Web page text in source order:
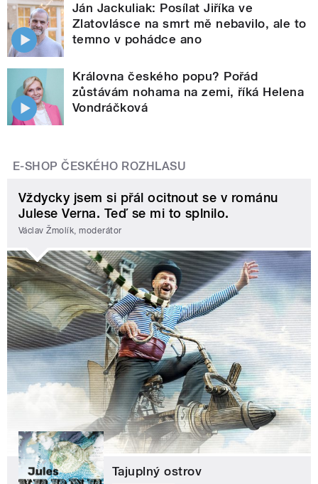
Ján Jackuliak: Posílat Jiříka ve
Zlatovlásce na smrt mě nebavilo, ale to
temno v pohádce ano
Královna českého popu? Pořád
zůstávám nohama na zemi, říká Helena
Vondráčková
E-SHOP ČESKÉHO ROZHLASU
Vždycky jsem si přál ocitnout se v románu
Julese Verna. Teď se mi to splnilo.
Václav Žmolík, moderátor
Tajuplný ostrov